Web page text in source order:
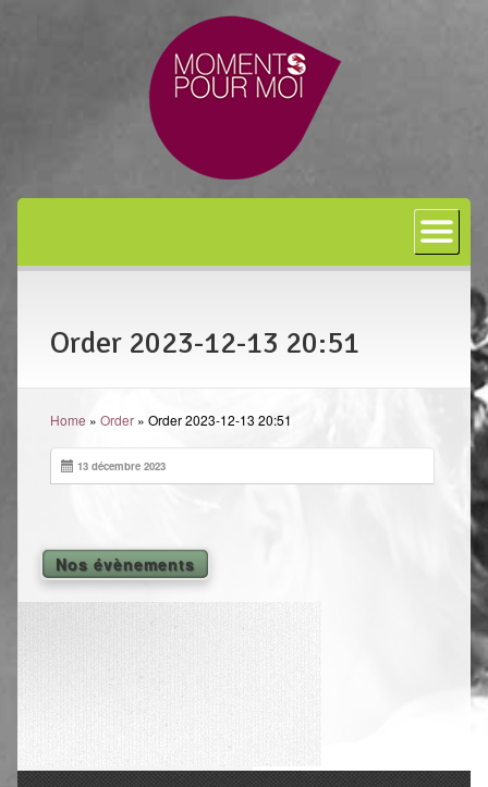
Shiatsu
L’art japonais
Séances
En entreprise
Yoga
L’état optimal
Yoga en entreprise
Boutique
Order 2023-12-13 20:51
Home » Order» Order 2023-12-13 20:51
13 décembre 2023
Nos évènements